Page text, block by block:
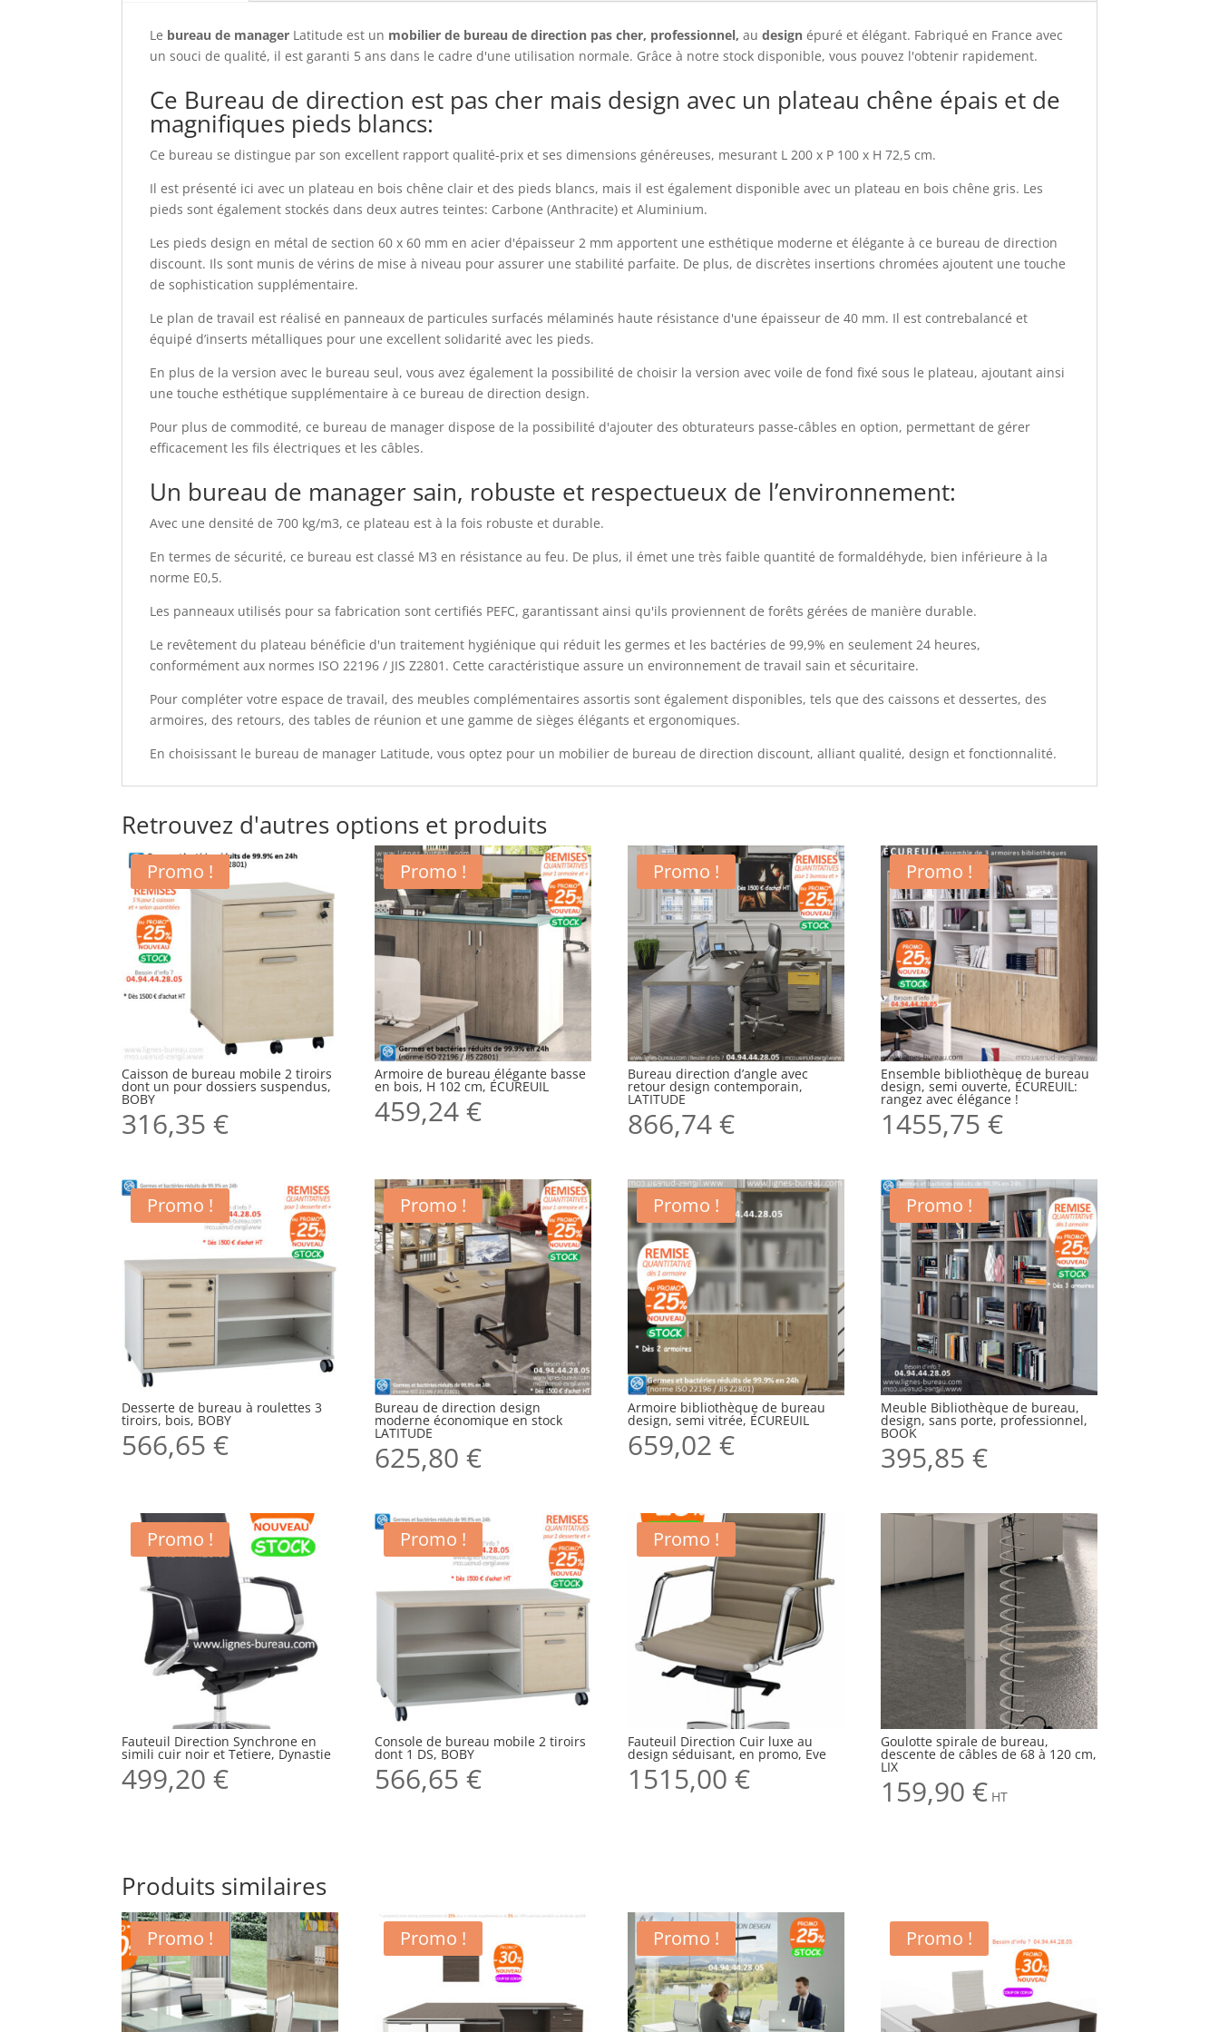
Le bureau de manager Latitude est un mobilier de bureau de direction pas cher, professionnel, audesign épuré et élégant. Fabriqué en France avec
un souci de qualité, il est garanti 5 ans dans le cadre d'une utilisation normale. Grâce à notre stock disponible, vous pouvez l'obtenir rapidement.
Ce Bureau de direction est pas cher mais design avec un plateau chêne épais et de
magnifiques pieds blancs:
Ce bureau se distingue par son excellent rapport qualité-prix et ses dimensions généreuses, mesurant L 200 x P 100 x H 72,5 cm.
Il est présenté ici avec un plateau en bois chêne clair et des pieds blancs, mais il est également disponible avec un plateau en bois chêne gris. Les
pieds sont également stockés dans deux autres teintes: Carbone (Anthracite) et Aluminium.
Les pieds design en métal de section 60 x 60 mm en acier d'épaisseur 2 mm apportent une esthétique moderne et élégante à ce bureau de direction
discount. Ils sont munis de vérins de mise à niveau pour assurer une stabilité parfaite. De plus, de discrètes insertions chromées ajoutent une touche
de sophistication supplémentaire.
Le plan de travail est réalisé en panneaux de particules surfacés mélaminés haute résistance d'une épaisseur de 40 mm. Il est contrebalancé et
équipé d’inserts métalliques pour une excellent solidarité avec les pieds.
En plus de la version avec le bureau seul, vous avez également la possibilité de choisir la version avec voile de fond fixé sous le plateau, ajoutant ainsi
une touche esthétique supplémentaire à ce bureau de direction design.
Pour plus de commodité, ce bureau de manager dispose de la possibilité d'ajouter des obturateurs passe-câbles en option, permettant de gérer
efficacement les fils électriques et les câbles.
Un bureau de manager sain, robuste et respectueux de l’environnement:
Avec une densité de 700 kg/m3, ce plateau est à la fois robuste et durable.
En termes de sécurité, ce bureau est classé M3 en résistance au feu. De plus, il émet une très faible quantité de formaldéhyde, bien inférieure à la
norme E0,5.
Les panneaux utilisés pour sa fabrication sont certifiés PEFC, garantissant ainsi qu'ils proviennent de forêts gérées de manière durable.
Le revêtement du plateau bénéficie d'un traitement hygiénique qui réduit les germes et les bactéries de 99,9% en seulement 24 heures,
conformément aux normes ISO 22196 / JIS Z2801. Cette caractéristique assure un environnement de travail sain et sécuritaire.
Pour compléter votre espace de travail, des meubles complémentaires assortis sont également disponibles, tels que des caissons et dessertes, des
armoires, des retours, des tables de réunion et une gamme de sièges élégants et ergonomiques.
En choisissant le bureau de manager Latitude, vous optez pour un mobilier de bureau de direction discount, alliant qualité, design et fonctionnalité.
Retrouvez d'autres options et produits
Promo !
Caisson de bureau mobile 2 tiroirs
dont un pour dossiers suspendus,
BOBY
316,35€
Promo !
Armoire de bureau élégante basse
en bois, H 102 cm, ÉCUREUIL
459,24€
Promo !
Bureau direction d’angle avec
retour design contemporain,
LATITUDE
866,74€
Promo !
Ensemble bibliothèque de bureau
design, semi ouverte, ÉCUREUIL:
rangez avec élégance !
1455,75€
Promo !
Desserte de bureau à roulettes 3
tiroirs, bois, BOBY
566,65€
Promo !
Bureau de direction design
moderne économique en stock
LATITUDE
625,80€
Promo !
Armoire bibliothèque de bureau
design, semi vitrée, ÉCUREUIL
659,02€
Promo !
Meuble Bibliothèque de bureau,
design, sans porte, professionnel,
BOOK
395,85€
Promo !
Fauteuil Direction Synchrone en
simili cuir noir et Tetiere, Dynastie
499,20€
Promo !
Console de bureau mobile 2 tiroirs
dont 1 DS, BOBY
566,65€
Promo !
Fauteuil Direction Cuir luxe au
design séduisant, en promo, Eve
1515,00€
Goulotte spirale de bureau,
descente de câbles de 68 à 120 cm,
LIX
159,90€ HT
Produits similaires
Promo ! Promo ! Promo ! Promo !